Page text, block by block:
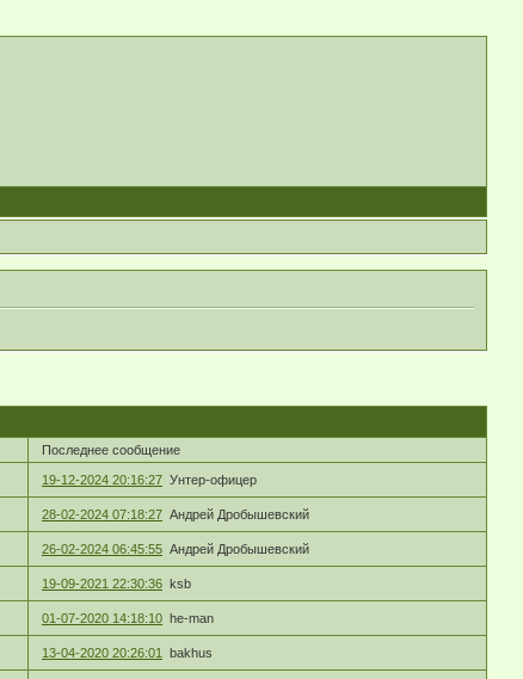
Последнее сообщение
19-12-2024 20:16:27 Унтер-офицер
28-02-2024 07:18:27 Андрей Дробышевский
26-02-2024 06:45:55 Андрей Дробышевский
19-09-2021 22:30:36 ksb
01-07-2020 14:18:10 he-man
13-04-2020 20:26:01 bakhus